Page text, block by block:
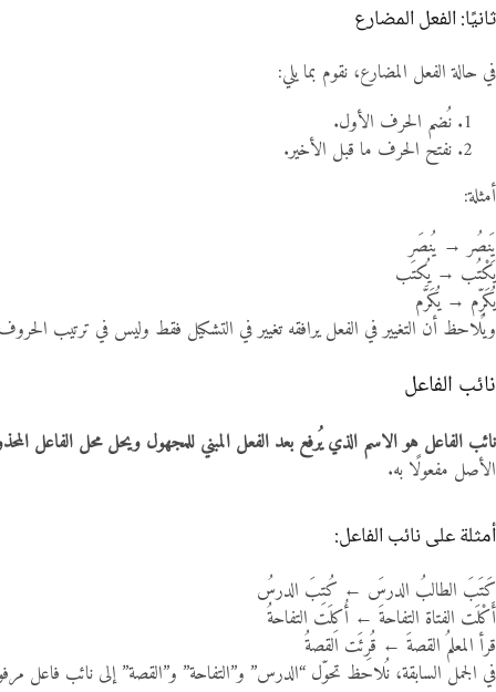
ثانيًا: الفعل المضارع
في حالة الفعل المضارع، نقوم بما يلي:
نُضم الحرف الأول.
نفتح الحرف ما قبل الأخير.
أمثلة:
يَنصُر → يُنصَر
يَكْتُب → يُكتَب
يُكَرِّم → يُكَرَّم
ويُلاحظ أن التغيير في الفعل يرافقه تغيير في التشكيل فقط وليس في ترتيب
نائب الفاعل
نائب الفاعل هو الاسم الذي يُرفع بعد الفعل المبني للمجهول ويحل محل الفاعل
الأصل مفعولًا به.
أمثلة على نائب الفاعل:
كَتَبَ الطالبُ الدرسَ ← كُتِبَ الدرسُ
أَكْلَت الفتاة التفاحةَ ← أُكِلَت التفاحةُ
قرأ المعلمُ القصةَ ← قُرِئَت القصةُ
في الجمل السابقة، نُلاحظ تحوّل “الدرس” و”التفاحة” و”القصة” إلى نائب فاعل